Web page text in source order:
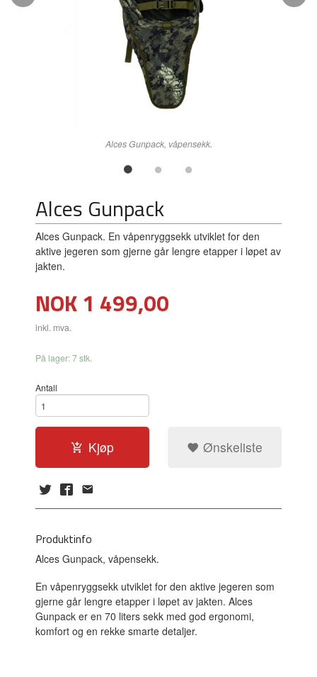
Alces Gunpack, våpensekk.
Alces Gunpack
Alces Gunpack. En våpenryggsekk utviklet for den
aktive jegeren som gjerne går lengre etapper i løpet av
jakten.
Pris
NOK1 499,00
inkl. mva.
På lager: 7 stk.
Antall
Kjøp Ønskeliste
Produktinfo
Alces Gunpack, våpensekk.
En våpenryggsekk utviklet for den aktive jegeren som
gjerne går lengre etapper i løpet av jakten. Alces
Gunpack er en 70 liters sekk med god ergonomi,
komfort og en rekke smarte detaljer.